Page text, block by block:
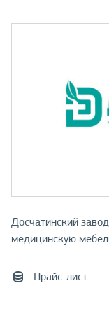
Досчатинский
медицинскую
Прайс-лист